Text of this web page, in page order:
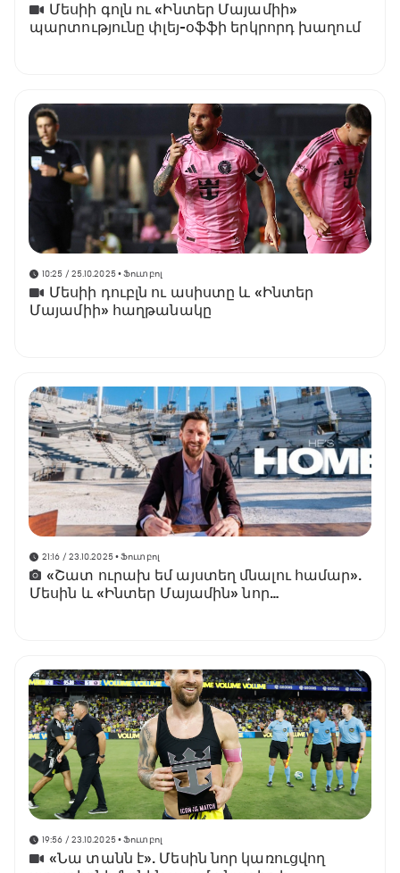
Մեսիի գոլն ու «Ինտեր Մայամիի»
պարտությունը փլեյ-օֆֆի երկրորդ խաղում
10:25 / 25.10.2025• Ֆուտբոլ
Մեսիի դուբլն ու ասիստը և «Ինտեր
Մայամիի» հաղթանակը
21:16 / 23.10.2025• Ֆուտբոլ
«Շատ ուրախ եմ այստեղ մնալու համար».
Մեսին և «Ինտեր Մայամին» նոր
19:56 / 23.10.2025• Ֆուտբոլ
«Նա տանն է». Մեսին նոր կառուցվող